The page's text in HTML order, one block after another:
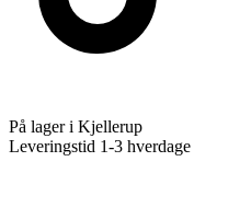
På lager i Kjellerup
Leveringstid 1-3 hverdage